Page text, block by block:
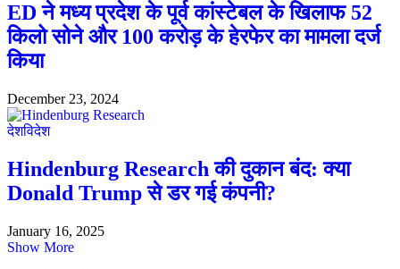
ED ने मध्य प्रदेश के पूर्व कांस्टेबल के खिलाफ 52
किलो सोने और 100 करोड़ के हेरफेर का मामला दर्ज
किया
December 23, 2024
देशविदेश
Hindenburg Research की दुकान बंद: क्या
Donald Trump से डर गई कंपनी?
January 16, 2025
Show More